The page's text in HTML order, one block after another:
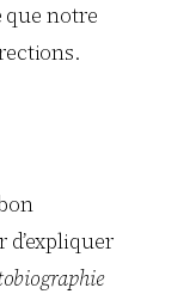
que notre